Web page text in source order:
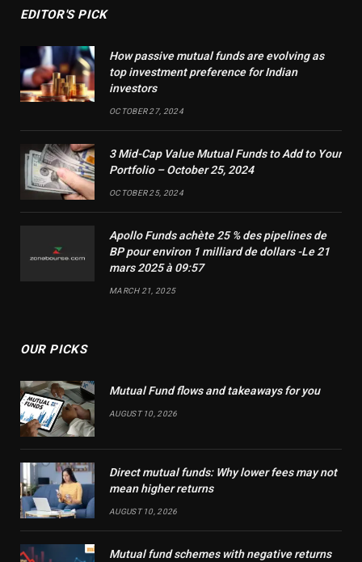
EDITOR'S PICK
How passive mutual funds are evolving as
top investment preference for Indian
investors
OCTOBER 27, 2024
3 Mid-Cap Value Mutual Funds to Add to Your
Portfolio – October 25, 2024
OCTOBER 25, 2024
Apollo Funds achète 25 % des pipelines de
BP pour environ 1 milliard de dollars -Le 21
mars 2025 à 09:57
MARCH 21, 2025
OUR PICKS
Mutual Fund flows and takeaways for you
AUGUST 10, 2026
Direct mutual funds: Why lower fees may not
mean higher returns
AUGUST 10, 2026
Mutual fund schemes with negative returns